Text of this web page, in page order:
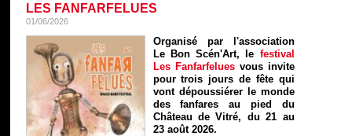
LES FANFARFELUES
01/06/2026
Organisé par l'association
Le Bon Scén'Art, le festival
Les Fanfarfelues vous invite
pour trois jours de fête qui
vont dépoussiérer le monde
des fanfares au pied du
Château de Vitré, du 21 au
23 août 2026.